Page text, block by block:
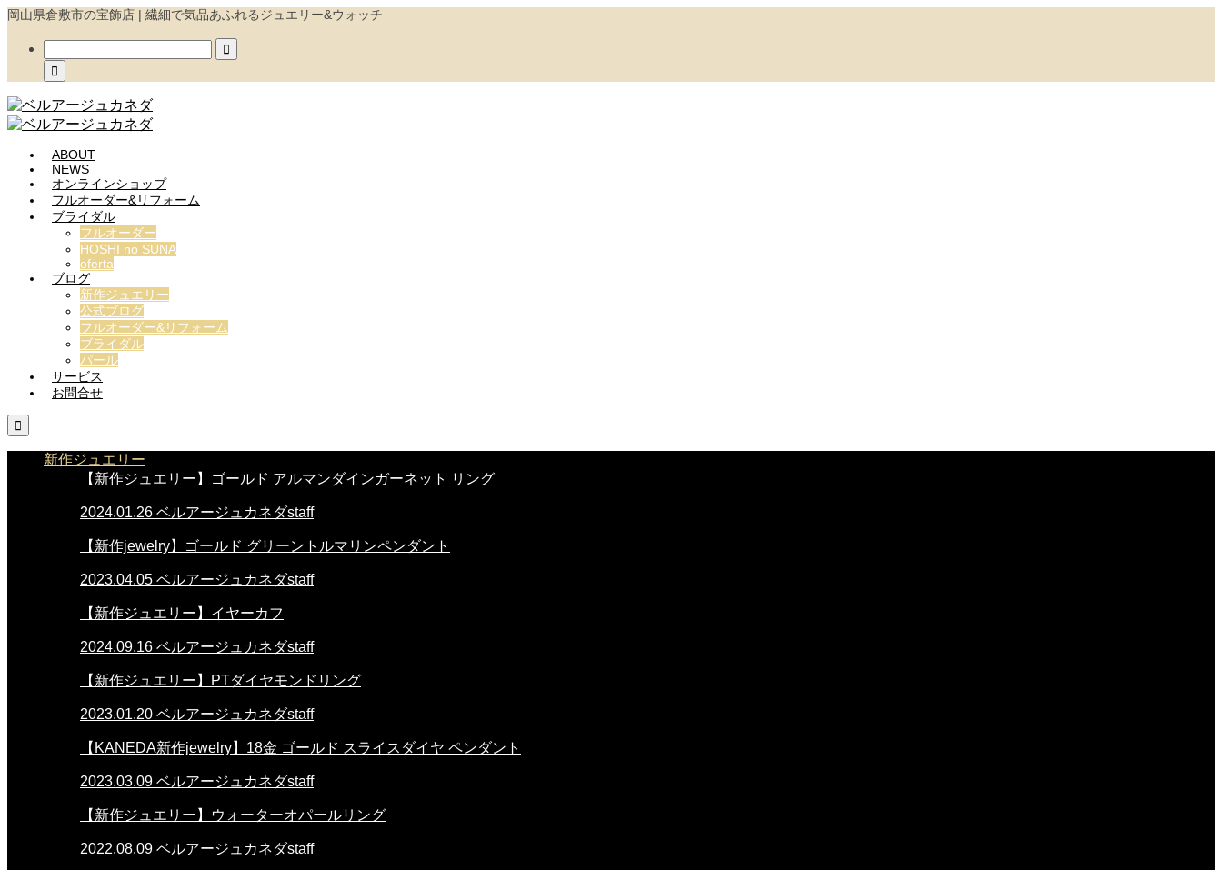
岡山県倉敷市の宝飾店 | 繊細で気品あふれるジュエリー&ウォッチ


ABOUT
NEWS
オンラインショップ
フルオーダー&リフォーム
ブライダル
フルオーダー
HOSHI no SUNA
oferta
ブログ
新作ジュエリー
公式ブログ
フルオーダー&リフォーム
ブライダル
パール
サービス
お問合せ

新作ジュエリー
【新作ジュエリー】ゴールド アルマンダインガーネット リング
2024.01.26 ベルアージュカネダstaff
【新作jewelry】ゴールド グリーントルマリンペンダント
2023.04.05 ベルアージュカネダstaff
【新作ジュエリー】イヤーカフ
2024.09.16 ベルアージュカネダstaff
【新作ジュエリー】PTダイヤモンドリング
2023.01.20 ベルアージュカネダstaff
【KANEDA新作jewelry】18金 ゴールド スライスダイヤ ペンダント
2023.03.09 ベルアージュカネダstaff
【新作ジュエリー】ウォーターオパールリング
2022.08.09 ベルアージュカネダstaff